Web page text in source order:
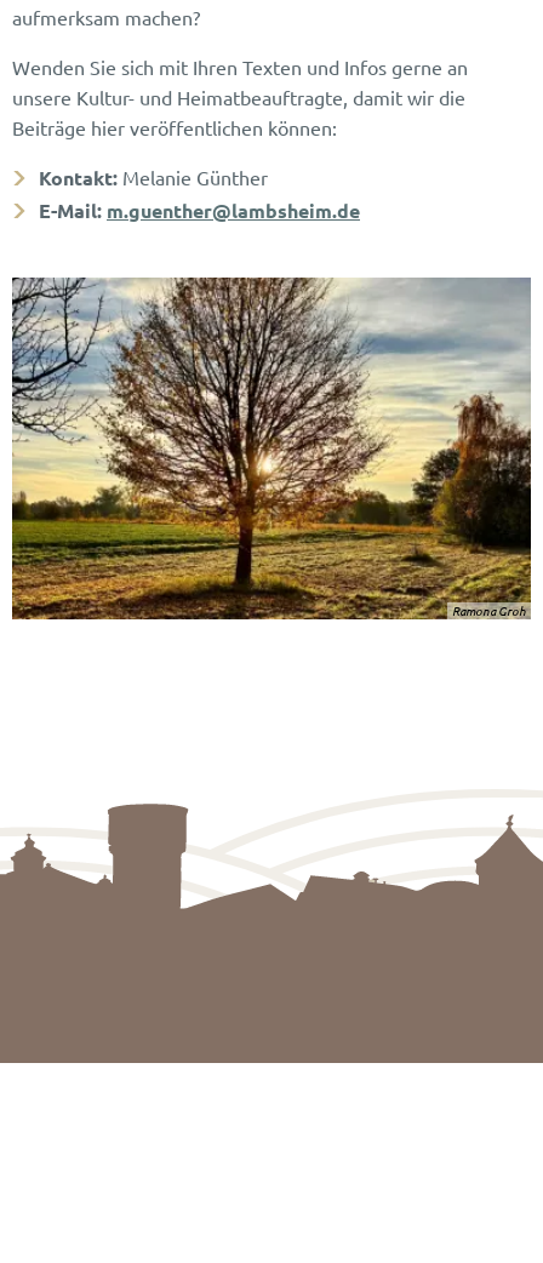
aufmerksam machen?
Wenden Sie sich mit Ihren Texten und Infos gerne an
unsere Kultur- und Heimatbeauftragte, damit wir die
Beiträge hier veröffentlichen können:
Kontakt: Melanie Günther
E-Mail: m.guenther@lambsheim.de
Ramona Groh